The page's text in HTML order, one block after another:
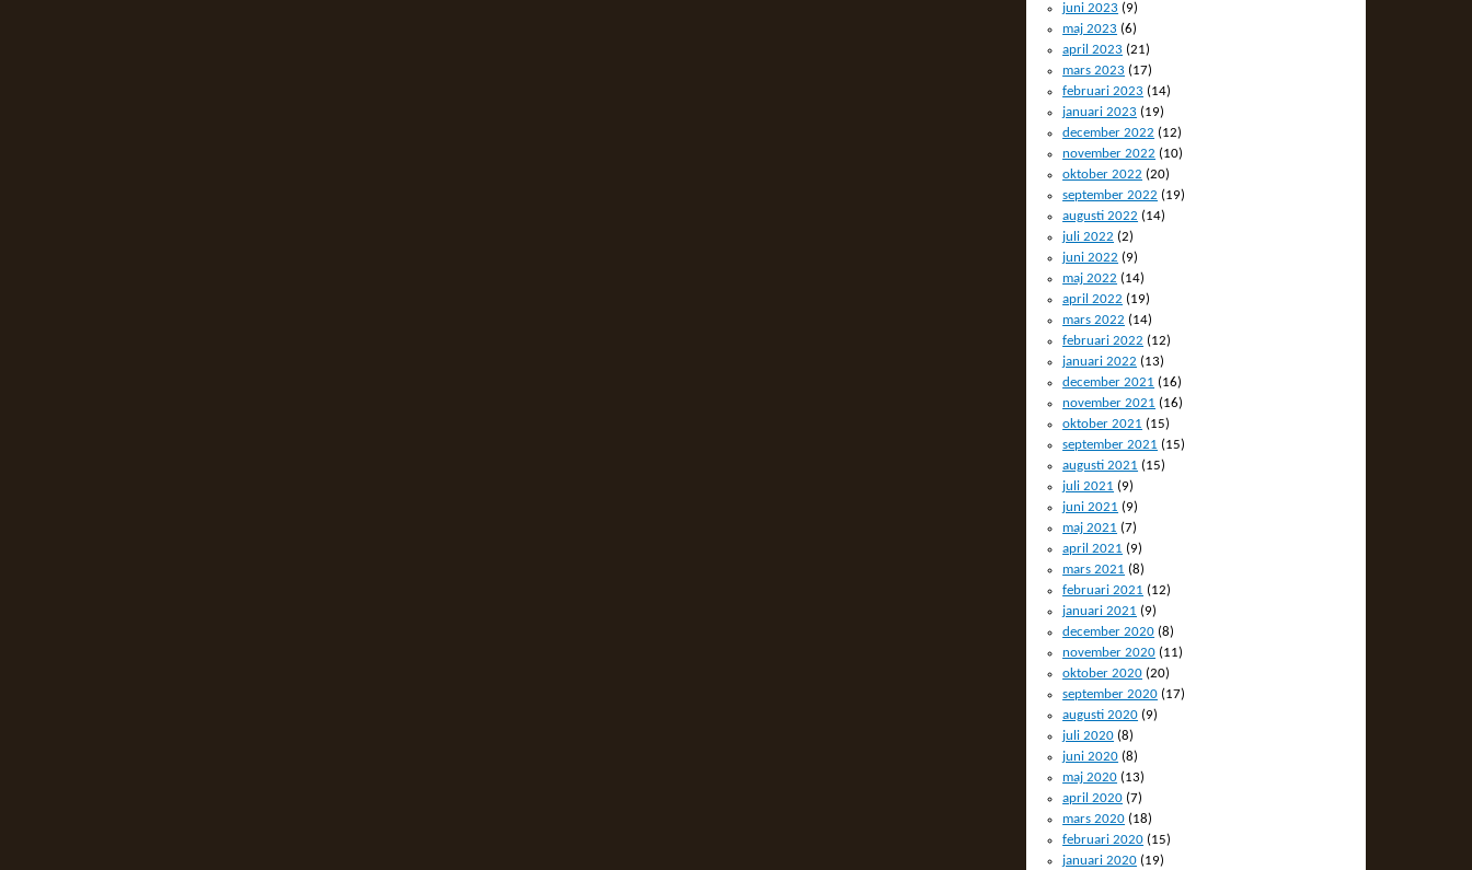
juni 2023 (9)
maj 2023 (6)
april 2023 (21)
mars 2023 (17)
februari 2023 (14)
januari 2023 (19)
december 2022 (12)
november 2022 (10)
oktober 2022 (20)
september 2022 (19)
augusti 2022 (14)
juli 2022 (2)
juni 2022 (9)
maj 2022 (14)
april 2022 (19)
mars 2022 (14)
februari 2022 (12)
januari 2022 (13)
december 2021 (16)
november 2021 (16)
oktober 2021 (15)
september 2021 (15)
augusti 2021 (15)
juli 2021 (9)
juni 2021 (9)
maj 2021 (7)
april 2021 (9)
mars 2021 (8)
februari 2021 (12)
januari 2021 (9)
december 2020 (8)
november 2020 (11)
oktober 2020 (20)
september 2020 (17)
augusti 2020 (9)
juli 2020 (8)
juni 2020 (8)
maj 2020 (13)
april 2020 (7)
mars 2020 (18)
februari 2020 (15)
januari 2020 (19)